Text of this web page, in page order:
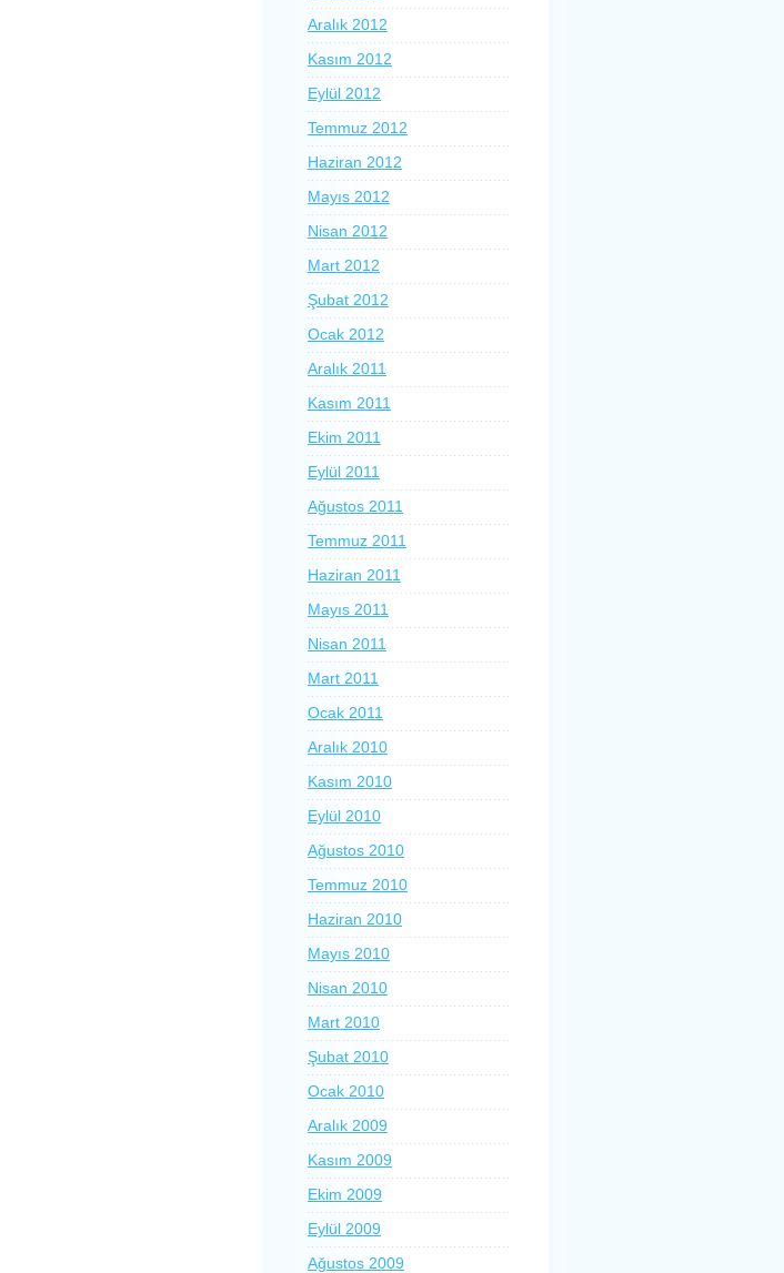
Aralık 2012
Kasım 2012
Eylül 2012
Temmuz 2012
Haziran 2012
Mayıs 2012
Nisan 2012
Mart 2012
Şubat 2012
Ocak 2012
Aralık 2011
Kasım 2011
Ekim 2011
Eylül 2011
Ağustos 2011
Temmuz 2011
Haziran 2011
Mayıs 2011
Nisan 2011
Mart 2011
Ocak 2011
Aralık 2010
Kasım 2010
Eylül 2010
Ağustos 2010
Temmuz 2010
Haziran 2010
Mayıs 2010
Nisan 2010
Mart 2010
Şubat 2010
Ocak 2010
Aralık 2009
Kasım 2009
Ekim 2009
Eylül 2009
Ağustos 2009